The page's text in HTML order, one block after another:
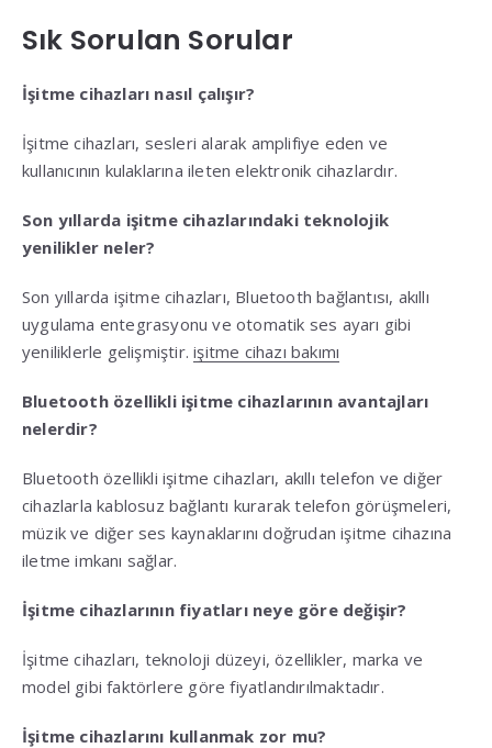
Sık Sorulan Sorular
İşitme cihazları nasıl çalışır?
İşitme cihazları, sesleri alarak amplifiye eden ve
kullanıcının kulaklarına ileten elektronik cihazlardır.
Son yıllarda işitme cihazlarındaki teknolojik
yenilikler neler?
Son yıllarda işitme cihazları, Bluetooth bağlantısı, akıllı
uygulama entegrasyonu ve otomatik ses ayarı gibi
yeniliklerle gelişmiştir.işitme cihazı bakımı
Bluetooth özellikli işitme cihazlarının avantajları
nelerdir?
Bluetooth özellikli işitme cihazları, akıllı telefon ve diğer
cihazlarla kablosuz bağlantı kurarak telefon görüşmeleri,
müzik ve diğer ses kaynaklarını doğrudan işitme cihazına
iletme imkanı sağlar.
İşitme cihazlarının fiyatları neye göre değişir?
İşitme cihazları, teknoloji düzeyi, özellikler, marka ve
model gibi faktörlere göre fiyatlandırılmaktadır.
İşitme cihazlarını kullanmak zor mu?